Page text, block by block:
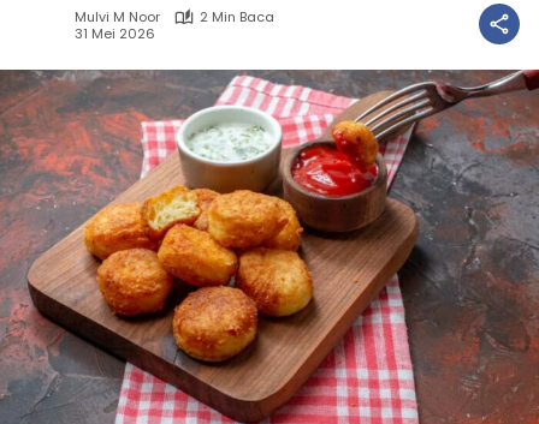
Mulvi M Noor
2 Min Baca
31 Mei 2026